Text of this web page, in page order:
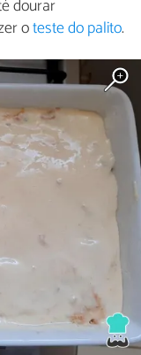
dourar
oteste do palito.